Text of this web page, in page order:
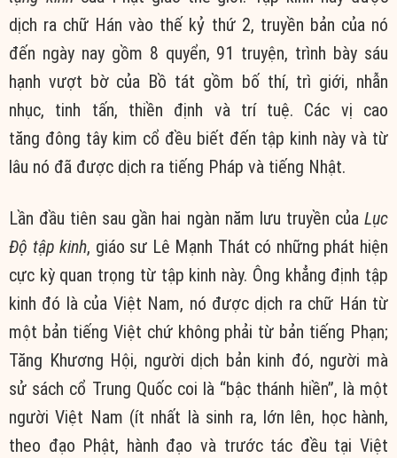
dịch ra chữ Hán vào thế kỷ thứ 2, truyền bản của nó
đến ngày nay gồm 8 quyển, 91 truyện, trình bày sáu
hạnh vượt bờ của Bồ tát gồm bố thí, trì giới, nhẫn
nhục, tinh tấn, thiền định và trí tuệ. Các vị cao
tăng đông tây kim cổ đều biết đến tập kinh này và từ
lâu nó đã được dịch ra tiếng Pháp và tiếng Nhật.
Lần đầu tiên sau gần hai ngàn năm lưu truyền củaLục
Độ tập kinh, giáo sư Lê Mạnh Thát có những phát hiện
cực kỳ quan trọng từ tập kinh này. Ông khẳng định tập
kinh đó là của Việt Nam, nó được dịch ra chữ Hán từ
một bản tiếng Việt chứ không phải từ bản tiếng Phạn;
Tăng Khương Hội, người dịch bản kinh đó, người mà
sử sách cổ Trung Quốccoi là “bậc thánh hiền”, là một
ngườiViệt Nam (ít nhất là sinh ra, lớn lên, học hành,
theo đạo Phật, hành đạo và trước tác đều tạiViệt